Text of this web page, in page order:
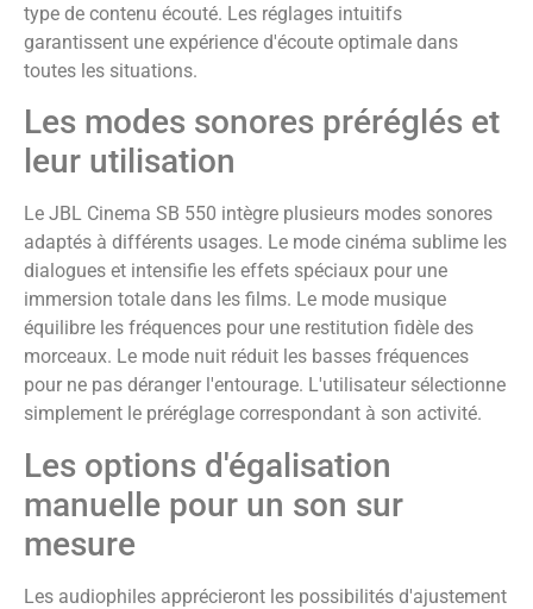
type de contenu écouté. Les réglages intuitifs
garantissent une expérience d'écoute optimale dans
toutes les situations.
Les modes sonores préréglés et
leur utilisation
Le JBL Cinema SB 550 intègre plusieurs modes sonores
adaptés à différents usages. Le mode cinéma sublime les
dialogues et intensifie les effets spéciaux pour une
immersion totale dans les films. Le mode musique
équilibre les fréquences pour une restitution fidèle des
morceaux. Le mode nuit réduit les basses fréquences
pour ne pas déranger l'entourage. L'utilisateur sélectionne
simplement le préréglage correspondant à son activité.
Les options d'égalisation
manuelle pour un son sur
mesure
Les audiophiles apprécieront les possibilités d'ajustement